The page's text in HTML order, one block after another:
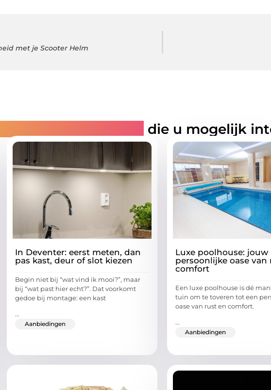
met je Scooter Helm
die u mogelijk
In Deventer: eerst meten, dan
pas kast, deur of slot kiezen
Begin niet bij “wat vind ik mooi?”, maar
bij “wat past hier echt?”. Dat voorkomt
gedoe bij montage: een kast
...
Aanbiedingen
Luxe poolhouse: jouw
persoonlijke oase van
comfort
Een luxe poolhouse is dé
tuin om te toveren tot een
oase van rust en comfort.
...
Aanbiedingen